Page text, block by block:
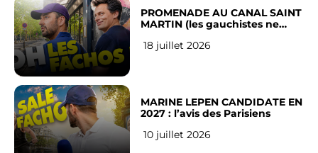
PROMENADE AU CANAL SAINT
MARTIN (les gauchistes ne
18 juillet 2026
MARINE LEPEN CANDIDATE EN
2027 : l’avis des Parisiens
10 juillet 2026